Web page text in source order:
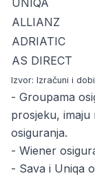
UNIQA
ALLIANZ
ADRIATIC
AS DIRECT
Izvor: Izračuni i
- Groupama
prosjeku, imaju
osiguranja.
- Wiener
- Sava i Uniqa